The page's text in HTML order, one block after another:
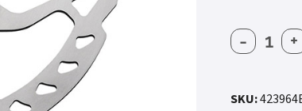
-
DISC
180MM
+
SKU: